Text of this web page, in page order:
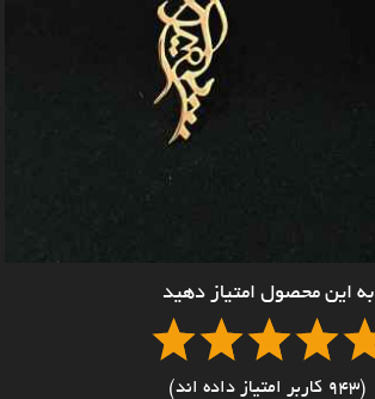
به این محصول امتیاز دهید
(943 کاربر امتیاز داده اند)